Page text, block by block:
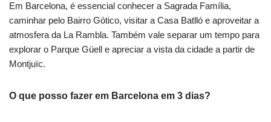
Em Barcelona, é essencial conhecer a Sagrada Família,
caminhar pelo Bairro Gótico, visitar a Casa Batlló e aproveitar a
atmosfera da La Rambla. Também vale separar um tempo para
explorar o Parque Güell e apreciar a vista da cidade a partir de
Montjuïc.
O que posso fazer em Barcelona em 3 dias?